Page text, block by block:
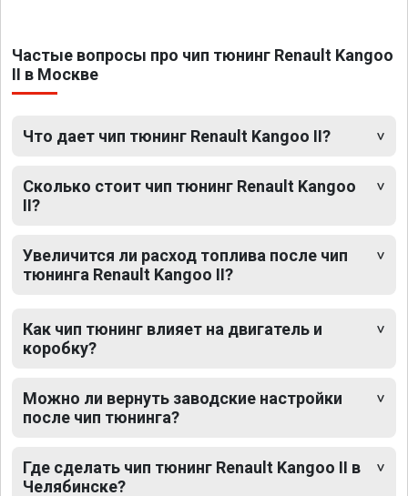
Частые вопросы про чип тюнинг Renault Kangoo
II в Москве
Что дает чип тюнинг Renault Kangoo II?
Сколько стоит чип тюнинг Renault Kangoo
II?
Увеличится ли расход топлива после чип
тюнинга Renault Kangoo II?
Как чип тюнинг влияет на двигатель и
коробку?
Можно ли вернуть заводские настройки
после чип тюнинга?
Где сделать чип тюнинг Renault Kangoo II в
Челябинске?